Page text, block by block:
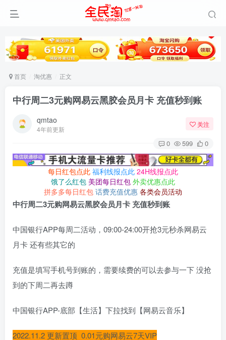
首页 淘优惠 正文
中行周二3元购网易云黑胶会员月卡 充值秒到账
qmtao
4年前更新
关注
0 599 0
每日红包点此 福利线报点此 24H线报点此
饿了么红包 美团每日红包 外卖优惠点此
拼多多每日红包 话费充值优惠 各类会员活动
中行周二3元购网易云黑胶会员月卡 充值秒到账
中国银行APP每周二活动，09:00-24:00开抢3元秒杀网易云
月卡 还有些其它的
充值是填写手机号到账的，需要续费的可以去参与一下 没抢
到的下周二再去蹲
中国银行APP-底部【生活】下拉找到【网易云音乐】
2022.11.2 更新置顶 0.01元购网易云7天VIP